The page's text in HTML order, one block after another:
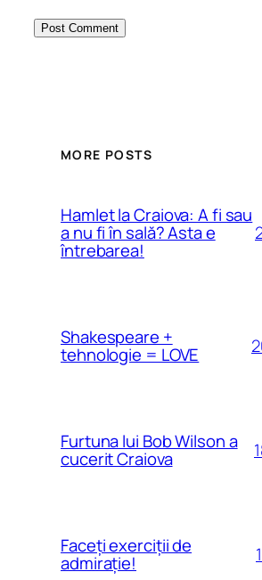
MORE POSTS
Hamlet la Craiova: A fi sau
a nu fi în sală? Asta e
întrebarea!
Shakespeare +
tehnologie = LOVE
Furtuna lui Bob Wilson a
cucerit Craiova
Faceți exerciții de
admirație!